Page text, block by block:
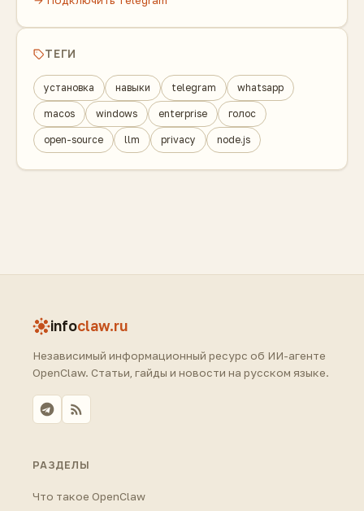
ТЕГИ
установка навыки telegram whatsapp
macos windows enterprise голос
open-source llm privacy node.js
infoclaw.ru
Независимый информационный ресурс об ИИ-агенте
OpenClaw. Статьи, гайды и новости на русском языке.
РАЗДЕЛЫ
Что такое OpenClaw